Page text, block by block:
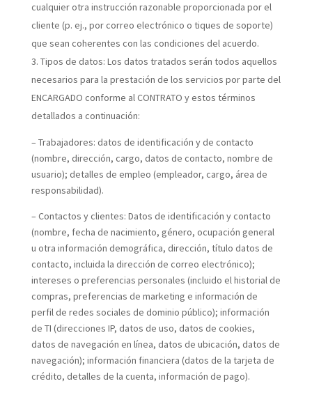
cualquier otra instrucción razonable proporcionada por el
cliente (p. ej., por correo electrónico o tiques de soporte)
que sean coherentes con las condiciones del acuerdo.
Tipos de datos: Los datos tratados serán todos aquellos
necesarios para la prestación de los servicios por parte del
ENCARGADO conforme al CONTRATO y estos términos
detallados a continuación:
– Trabajadores: datos de identificación y de contacto
(nombre, dirección, cargo, datos de contacto, nombre de
usuario); detalles de empleo (empleador, cargo, área de
responsabilidad).
– Contactos y clientes: Datos de identificación y contacto
(nombre, fecha de nacimiento, género, ocupación general
u otra información demográfica, dirección, título datos de
contacto, incluida la dirección de correo electrónico);
intereses o preferencias personales (incluido el historial de
compras, preferencias de marketing e información de
perfil de redes sociales de dominio público); información
de TI (direcciones IP, datos de uso, datos de cookies,
datos de navegación en línea, datos de ubicación, datos de
navegación); información financiera (datos de la tarjeta de
crédito, detalles de la cuenta, información de pago).